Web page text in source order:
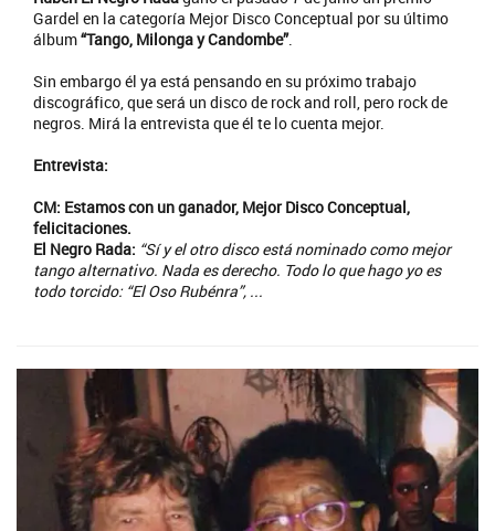
Gardel en la categoría Mejor Disco Conceptual por su último
álbum“Tango, Milonga y Candombe”.
Sin embargo él ya está pensando en su próximo trabajo
discográfico, que será un disco de rock and roll, pero rock de
negros. Mirá la entrevista que él te lo cuenta mejor.
Entrevista:
CM: Estamos con un ganador, Mejor Disco Conceptual,
felicitaciones.
El Negro Rada: “Sí y el otro disco está nominado como mejor
tango alternativo. Nada es derecho. Todo lo que hago yo es
todo torcido: “El Oso Rubénra”, ...